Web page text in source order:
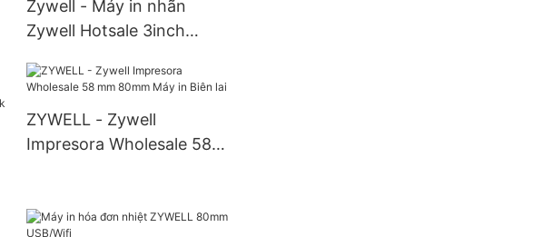
Zywell - Máy in nhãn
Zywell Hotsale 3inch
Waterproof Barcode Máy
ZYWELL - Zywell
Impresora Wholesale 58